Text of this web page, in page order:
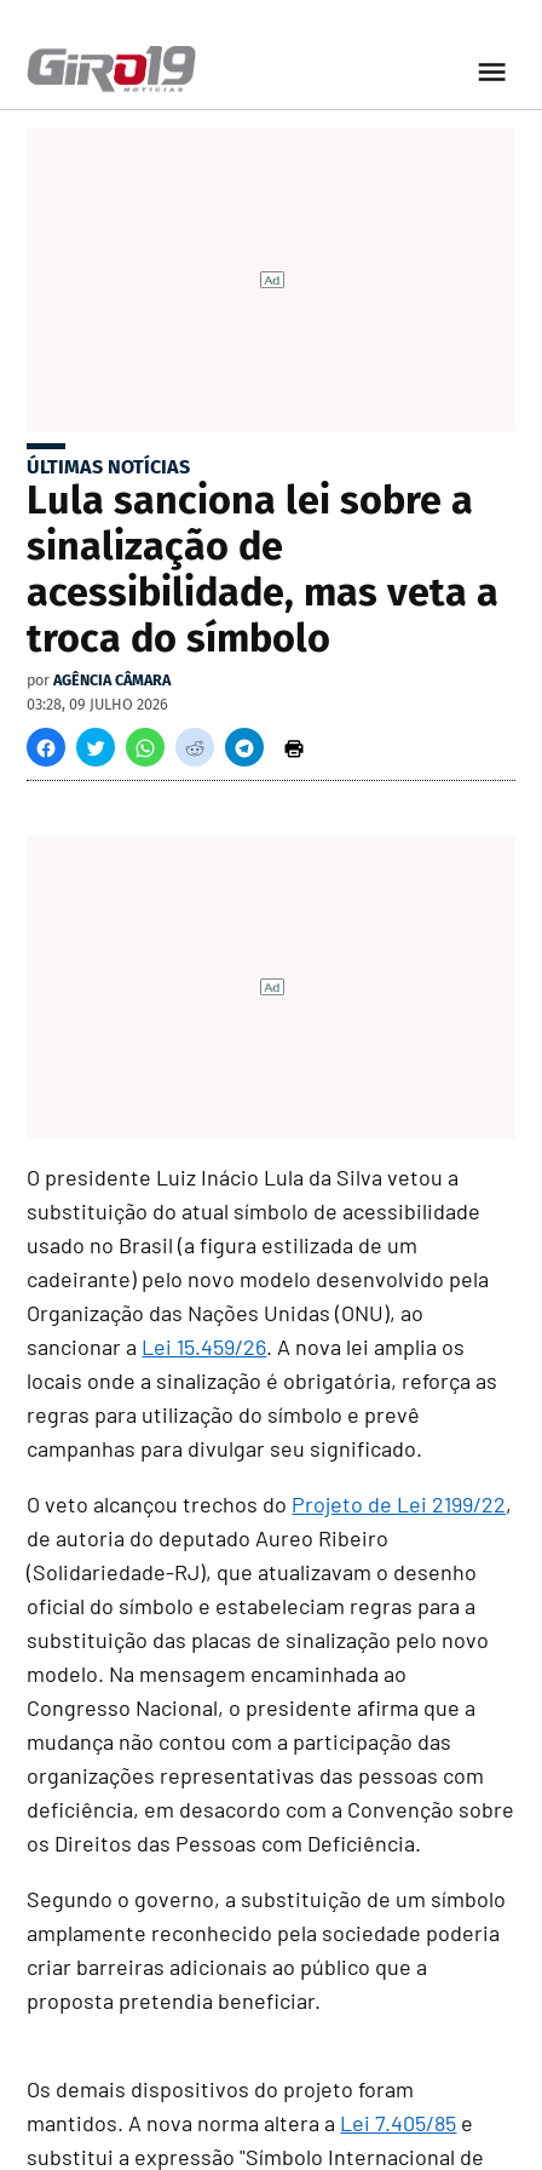
ÚLTIMAS NOTÍCIAS
Lula sanciona lei sobre a
sinalização de
acessibilidade, mas veta a
troca do símbolo
por AGÊNCIA CÂMARA
03:28, 09 JULHO 2026
O presidente Luiz Inácio Lula da Silva vetou a
substituição do atual símbolo de acessibilidade
usado no Brasil (a figura estilizada de um
cadeirante) pelo novo modelo desenvolvido pela
Organização das Nações Unidas (ONU), ao
sancionar a Lei 15.459/26. A nova lei amplia os
locais onde a sinalização é obrigatória, reforça as
regras para utilização do símbolo e prevê
campanhas para divulgar seu significado.
O veto alcançou trechos do Projeto de Lei 2199/22,
de autoria do deputado Aureo Ribeiro
(Solidariedade-RJ), que atualizavam o desenho
oficial do símbolo e estabeleciam regras para a
substituição das placas de sinalização pelo novo
modelo. Na mensagem encaminhada ao
Congresso Nacional, o presidente afirma que a
mudança não contou com a participação das
organizações representativas das pessoas com
deficiência, em desacordo com a Convenção sobre
os Direitos das Pessoas com Deficiência.
Segundo o governo, a substituição de um símbolo
amplamente reconhecido pela sociedade poderia
criar barreiras adicionais ao público que a
proposta pretendia beneficiar.
Os demais dispositivos do projeto foram
mantidos. A nova norma altera a Lei 7.405/85 e
substitui a expressão "Símbolo Internacional de